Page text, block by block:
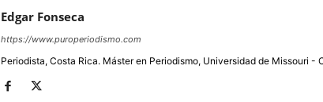
Edgar Fonseca
https://www.puroperiodismo.com
Periodista, Costa Rica. Máster en Periodismo, Universidad de Missouri -